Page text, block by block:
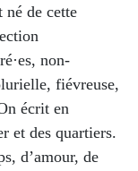
né de cette
non-
fiévreuse,
écrit en
et des quartiers.
d’amour, de